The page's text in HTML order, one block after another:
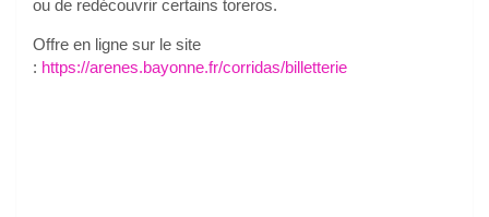
ou de redécouvrir certains toreros.
Offre en ligne sur le site
: https://arenes.bayonne.fr/corridas/billetterie